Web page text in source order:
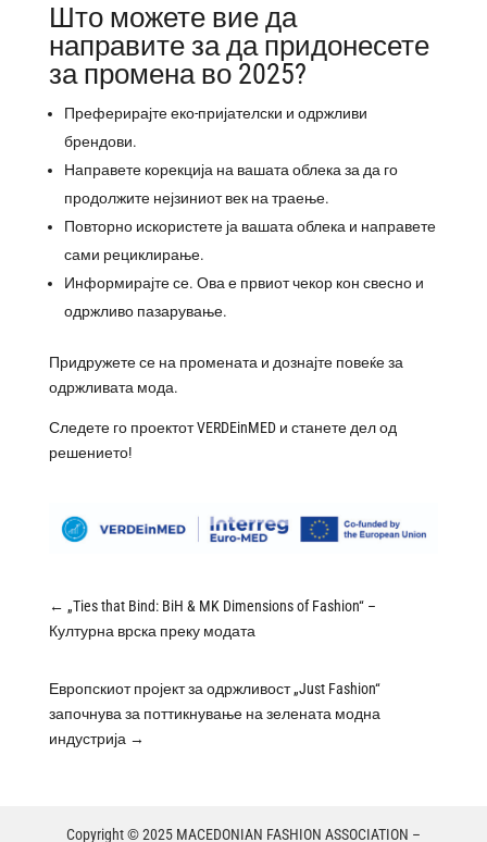
Што можете вие да
направите за да придонесете
за промена во 2025?
Преферирајте еко-пријателски и одржливи
брендови.
Направете корекција на вашата облека за да го
продолжите нејзиниот век на траење.
Повторно искористете ја вашата облека и направете
сами рециклирање.
Информирајте се. Ова е првиот чекор кон свесно и
одржливо пазарување.
Придружете се на промената и дознајте повеќе за
одржливата мода.
Следете го проектотVERDEinMEDи станете дел од
решението!
← „Ties that Bind: BiH & MK Dimensions of Fashion“ –
Културна врска преку модата
Европскиот пројект за одржливост „Just Fashion“
започнува за поттикнување на зелената модна
индустрија →
Copyright © 2025 MACEDONIAN FASHION ASSOCIATION –